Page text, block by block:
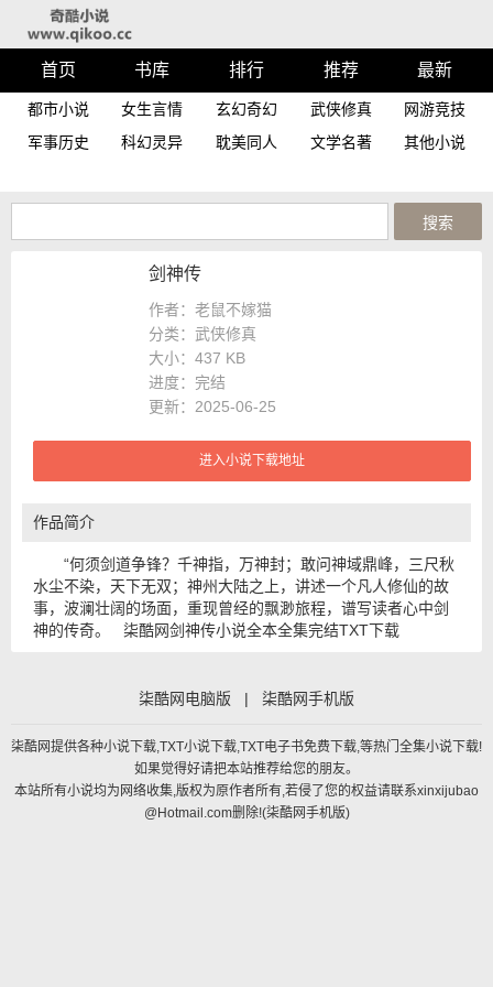
首页 书库 排行 推荐 最新
都市小说 女生言情 玄幻奇幻 武侠修真
网游竞技
军事历史
科幻灵异 耽美同人 文学名著 其他小说
剑神传
作者：老鼠不嫁猫
分类：武侠修真
大小： 437 KB
进度： 完结
更新：2025-06-25
进入小说下载地址
作品简介
“何须剑道争锋？千神指，万神封；敢问神域鼎峰，三尺秋
水尘不染，天下无双；神州大陆之上，讲述一个凡人修仙的故
事，波澜壮阔的场面，重现曾经的飘渺旅程，谱写读者心中剑
神的传奇。 柒酷网剑神传小说全本全集完结TXT下载
柒酷网电脑版 | 柒酷网手机版
柒酷网提供各种小说下载,TXT小说下载,TXT电子书免费下载,等热门全集小说下载!
如果觉得好请把本站推荐给您的朋友。
本站所有小说均为网络收集,版权为原作者所有,若侵了您的权益请联系xinxijubao
@Hotmail.com删除!(柒酷网手机版)